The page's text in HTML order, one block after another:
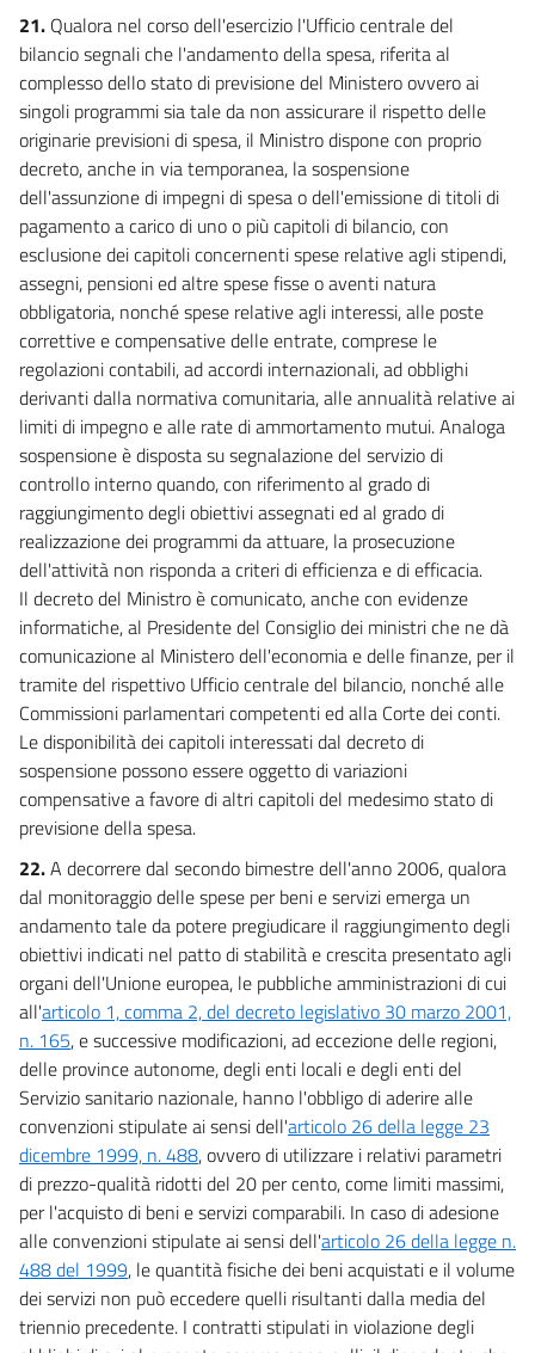
21. Qualora nel corso dell'esercizio l'Ufficio centrale del
bilancio segnali che l'andamento della spesa, riferita al
complesso dello stato di previsione del Ministero ovvero ai
singoli programmi sia tale da non assicurare il rispetto delle
originarie previsioni di spesa, il Ministro dispone con proprio
decreto, anche in via temporanea, la sospensione
dell'assunzione di impegni di spesa o dell'emissione di titoli di
pagamento a carico di uno o più capitoli di bilancio, con
esclusione dei capitoli concernenti spese relative agli stipendi,
assegni, pensioni ed altre spese fisse o aventi natura
obbligatoria, nonché spese relative agli interessi, alle poste
correttive e compensative delle entrate, comprese le
regolazioni contabili, ad accordi internazionali, ad obblighi
derivanti dalla normativa comunitaria, alle annualità relative ai
limiti di impegno e alle rate di ammortamento mutui. Analoga
sospensione è disposta su segnalazione del servizio di
controllo interno quando, con riferimento al grado di
raggiungimento degli obiettivi assegnati ed al grado di
realizzazione dei programmi da attuare, la prosecuzione
dell'attività non risponda a criteri di efficienza e di efficacia.
Il decreto del Ministro è comunicato, anche con evidenze
informatiche, al Presidente del Consiglio dei ministri che ne dà
comunicazione al Ministero dell'economia e delle finanze, per il
tramite del rispettivo Ufficio centrale del bilancio, nonché alle
Commissioni parlamentari competenti ed alla Corte dei conti.
Le disponibilità dei capitoli interessati dal decreto di
sospensione possono essere oggetto di variazioni
compensative a favore di altri capitoli del medesimo stato di
previsione della spesa.
22.A decorrere dal secondo bimestre dell'anno 2006, qualora
dal monitoraggio delle spese per beni e servizi emerga un
andamento tale da potere pregiudicare il raggiungimento degli
obiettivi indicati nel patto di stabilità e crescita presentato agli
organi dell'Unione europea, le pubbliche amministrazioni di cui
all'articolo 1, comma 2, del decreto legislativo 30 marzo 2001,
n. 165, e successive modificazioni, ad eccezione delle regioni,
delle province autonome, degli enti locali e degli enti del
Servizio sanitario nazionale, hanno l'obbligo di aderire alle
convenzioni stipulate ai sensi dell'articolo 26 della legge 23
dicembre 1999, n. 488, ovvero di utilizzare i relativi parametri
di prezzo-qualità ridotti del 20 per cento, come limiti massimi,
per l'acquisto di beni e servizi comparabili. In caso di adesione
alle convenzioni stipulate ai sensi dell'articolo 26 della legge n.
488 del 1999, le quantità fisiche dei beni acquistati e il volume
dei servizi non può eccedere quelli risultanti dalla media del
triennio precedente. I contratti stipulati in violazione degli